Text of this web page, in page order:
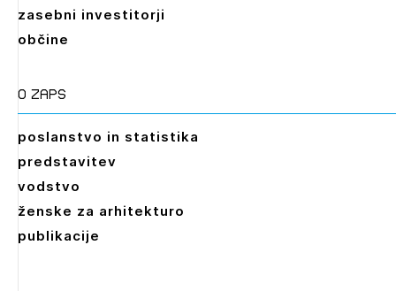
zasebni investitorji
občine
O zaps
poslanstvo in statistika
predstavitev
vodstvo
ženske za arhitekturo
publikacije